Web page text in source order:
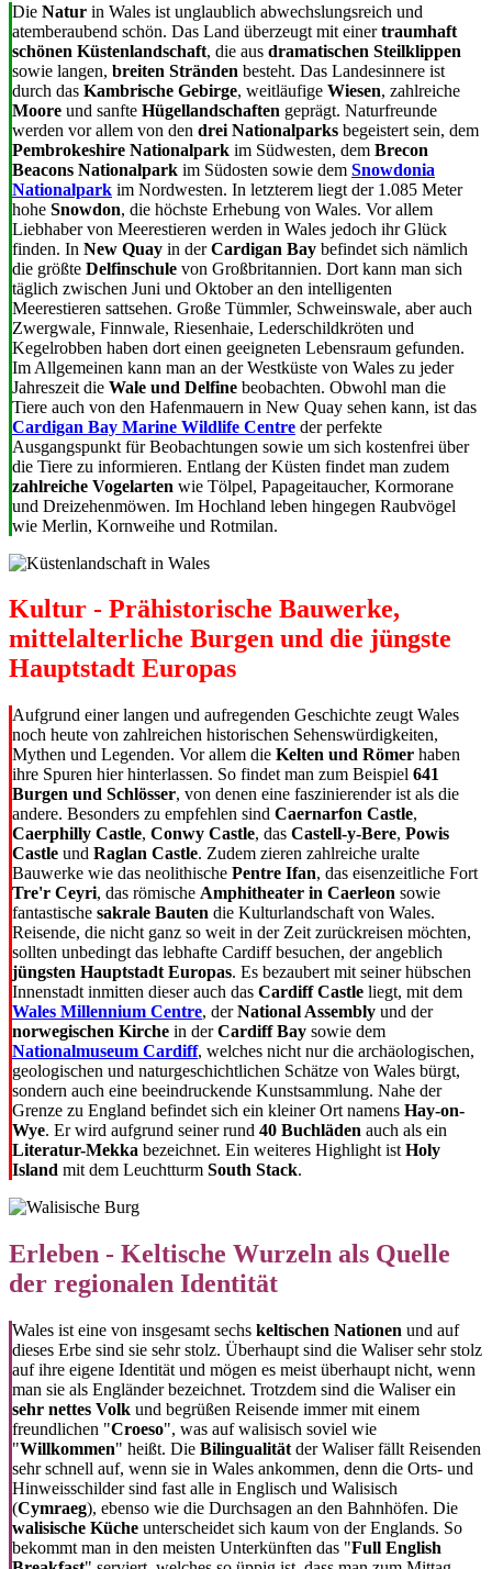
Die Natur in Wales ist unglaublich abwechslungsreich und
atemberaubend schön. Das Land überzeugt mit einertraumhaft
schönen Küstenlandschaft, die aus dramatischen Steilklippen
sowie langen, breiten Stränden besteht. Das Landesinnere ist
durch das Kambrische Gebirge, weitläufige Wiesen, zahlreiche
Moore und sanfte Hügellandschaften geprägt. Naturfreunde
werden vor allem von den drei Nationalparks begeistert sein, dem
Pembrokeshire Nationalpark im Südwesten, dem Brecon
Beacons Nationalpark im Südosten sowie dem Snowdonia
Nationalpark im Nordwesten. In letzterem liegt der 1.085 Meter
hohe Snowdon, die höchste Erhebung von Wales. Vor allem
Liebhaber von Meerestieren werden in Wales jedoch ihr Glück
finden. In New Quay in derCardigan Bay befindet sich nämlich
die größte Delfinschule von Großbritannien. Dort kann man sich
täglich zwischen Juni und Oktober an den intelligenten
Meerestieren sattsehen. Große Tümmler, Schweinswale, aber auch
Zwergwale, Finnwale, Riesenhaie, Lederschildkröten und
Kegelrobben haben dort einen geeigneten Lebensraum gefunden.
Im Allgemeinen kann man an der Westküste von Wales zu jeder
Jahreszeit die Wale und Delfine beobachten. Obwohl man die
Tiere auch von den Hafenmauern in New Quay sehen kann, ist das
Cardigan Bay Marine Wildlife Centre der perfekte
Ausgangspunkt für Beobachtungen sowie um sich kostenfrei über
die Tiere zu informieren. Entlang der Küsten findet man zudem
zahlreiche Vogelarten wie Tölpel, Papageitaucher, Kormorane
und Dreizehenmöwen. Im Hochland leben hingegen Raubvögel
wie Merlin, Kornweihe und Rotmilan.
Kultur - Prähistorische Bauwerke,
mittelalterliche Burgen und die jüngste
Hauptstadt Europas
Aufgrund einer langen und aufregenden Geschichte zeugt Wales
noch heute von zahlreichen historischen Sehenswürdigkeiten,
Mythen und Legenden. Vor allem die Kelten und Römer haben
ihre Spuren hier hinterlassen. So findet man zum Beispiel 641
Burgen und Schlösser, von denen eine faszinierender ist als die
andere. Besonders zu empfehlen sind Caernarfon Castle,
Caerphilly Castle, Conwy Castle, das Castell-y-Bere, Powis
Castle und Raglan Castle. Zudem zieren zahlreiche uralte
Bauwerke wie das neolithische Pentre Ifan, das eisenzeitliche Fort
Tre'r Ceyri, das römische Amphitheater in Caerleon sowie
fantastische sakrale Bauten die Kulturlandschaft von Wales.
Reisende, die nicht ganz so weit in der Zeit zurückreisen möchten,
sollten unbedingt das lebhafte Cardiff besuchen, der angeblich
jüngsten Hauptstadt Europas. Es bezaubert mit seiner hübschen
Innenstadt inmitten dieser auch das Cardiff Castle liegt, mit dem
Wales Millennium Centre, derNational Assembly und der
norwegischen Kirche in derCardiff Bay sowie dem
Nationalmuseum Cardiff, welches nicht nur die archäologischen,
geologischen und naturgeschichtlichen Schätze von Wales bürgt,
sondern auch eine beeindruckende Kunstsammlung. Nahe der
Grenze zu England befindet sich ein kleiner Ort namens Hay-on-
Wye. Er wird aufgrund seiner rund 40 Buchläden auch als ein
Literatur-Mekka bezeichnet. Ein weiteres Highlight ist Holy
Island mit dem Leuchtturm South Stack.
Erleben - Keltische Wurzeln als Quelle
der regionalen Identität
Wales ist eine von insgesamt sechs keltischen Nationen und auf
dieses Erbe sind sie sehr stolz. Überhaupt sind die Waliser sehr stolz
auf ihre eigene Identität und mögen es meist überhaupt nicht, wenn
man sie als Engländer bezeichnet. Trotzdem sind die Waliser ein
sehr nettes Volk und begrüßen Reisende immer mit einem
freundlichen "Croeso", was auf walisisch soviel wie
"Willkommen" heißt. Die Bilingualität der Waliser fällt Reisenden
sehr schnell auf, wenn sie in Wales ankommen, denn die Orts- und
Hinweisschilder sind fast alle in Englisch und Walisisch
(Cymraeg), ebenso wie die Durchsagen an den Bahnhöfen. Die
walisische Küche unterscheidet sich kaum von der Englands. So
bekommt man in den meisten Unterkünften das "Full English